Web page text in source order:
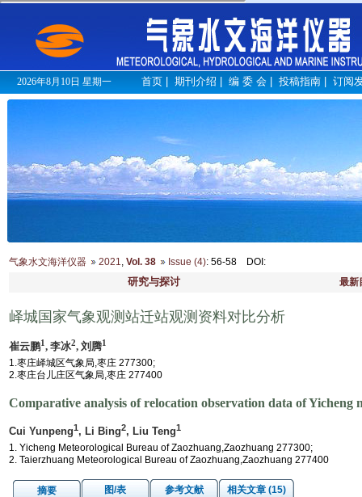
2026年8月10日 星期一 首页 期刊介绍 编 委 会 投稿指南 订阅
气象水文海洋仪器 2021, Vol. 38 Issue (4): 56-58 DOI :
研究与探讨 最新
峄城国家气象观测站迁站观测资料对比分析
崔云鹏1, 李冰2, 刘腾1
1.枣庄峄城区气象局,枣庄 277300;
2.枣庄台儿庄区气象局,枣庄 277400
Comparative analysis of relocation observation data of Yicheng
Cui Yunpeng1, Li Bing2, Liu Teng1
1. Yicheng Meteorological Bureau of Zaozhuang,Zaozhuang 277300;
2. Taierzhuang Meteorological Bureau of Zaozhuang,Zaozhuang 277400
摘要 图/表 参考文献 相关文章 (15)